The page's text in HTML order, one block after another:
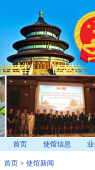
首页 使馆信息
首页 > 使馆新闻